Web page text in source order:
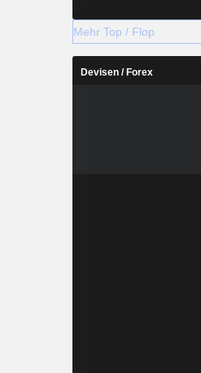
Mehr Top / Flop
Devisen / Forex